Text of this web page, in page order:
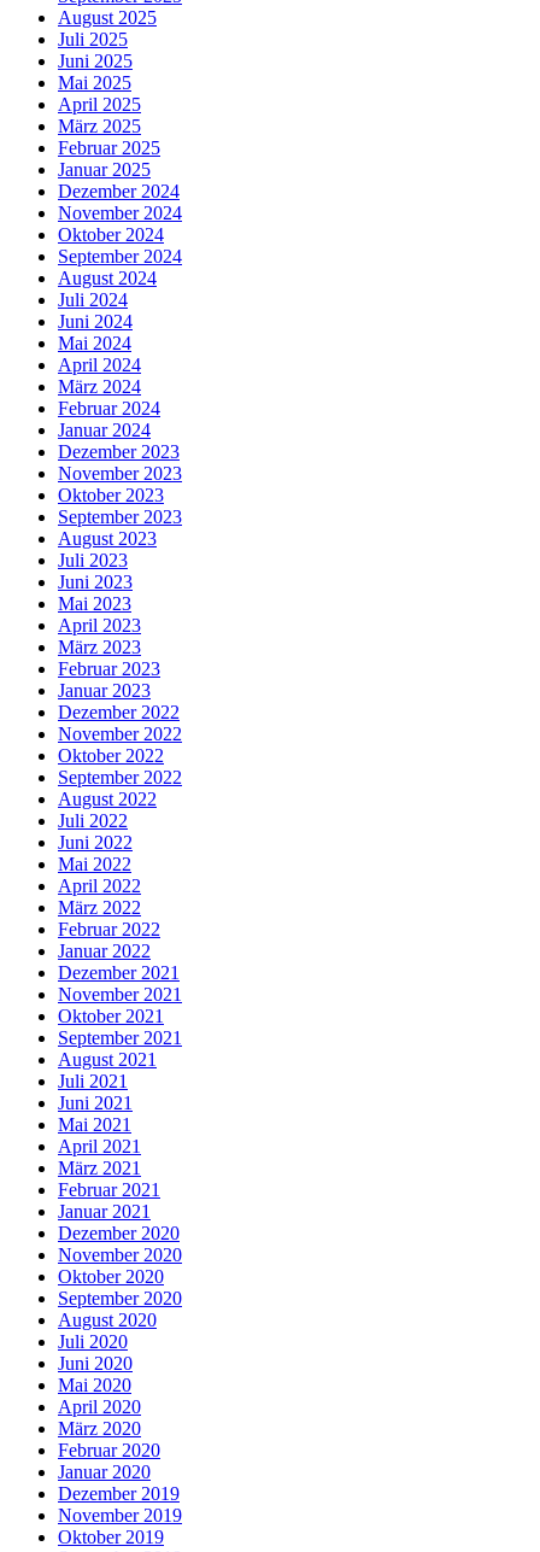
August 2025
Juli 2025
Juni 2025
Mai 2025
April 2025
März 2025
Februar 2025
Januar 2025
Dezember 2024
November 2024
Oktober 2024
September 2024
August 2024
Juli 2024
Juni 2024
Mai 2024
April 2024
März 2024
Februar 2024
Januar 2024
Dezember 2023
November 2023
Oktober 2023
September 2023
August 2023
Juli 2023
Juni 2023
Mai 2023
April 2023
März 2023
Februar 2023
Januar 2023
Dezember 2022
November 2022
Oktober 2022
September 2022
August 2022
Juli 2022
Juni 2022
Mai 2022
April 2022
März 2022
Februar 2022
Januar 2022
Dezember 2021
November 2021
Oktober 2021
September 2021
August 2021
Juli 2021
Juni 2021
Mai 2021
April 2021
März 2021
Februar 2021
Januar 2021
Dezember 2020
November 2020
Oktober 2020
September 2020
August 2020
Juli 2020
Juni 2020
Mai 2020
April 2020
März 2020
Februar 2020
Januar 2020
Dezember 2019
November 2019
Oktober 2019